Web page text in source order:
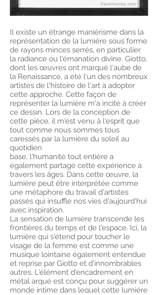
Il existe un étrange maniérisme dans la
représentation de la lumière sous forme
de rayons minces serrés, en particulier
la radiance ou l'émanation divine. Giotto,
dont les œuvres ont marqué l'aube de
la Renaissance, a été l'un des nombreux
artistes de l'histoire de l'art à adopter
cette approche. Cette façon de
représenter la lumière m'a incité à créer
ce dessin. Lors de la conception de
cette pièce, il m'est venu à l'esprit que
tout comme nous sommes tous
caressés par la lumière du soleil au
quotidien
base, l'humanité tout entière a
également partagé cette expérience à
travers les âges. Dans cette œuvre, la
lumière peut être interprétée comme
une métaphore du travail d'artistes
passés qui insuffle nos vies d'aujourd'hui
avec inspiration.
La sensation de lumière transcende les
frontières du temps et de l'espace. Ici, la
lumière qui s'étend pour toucher le
visage de la femme est comme une
musique lointaine également entendue
et reprise par Giotto et d'innombrables
autres. L'élément d'encadrement en
métal arqué est conçu pour suggérer un
monde intime dans lequel cette lumière